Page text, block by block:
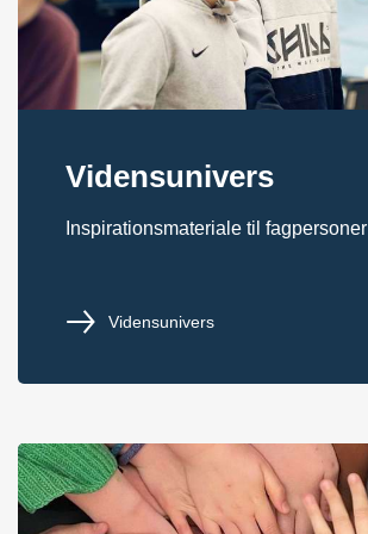
Vidensunivers
Inspirationsmateriale til fagpersoner
Vidensunivers